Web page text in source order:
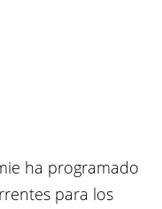
ha programado
para los